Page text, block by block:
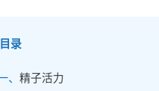
目录
精子活力